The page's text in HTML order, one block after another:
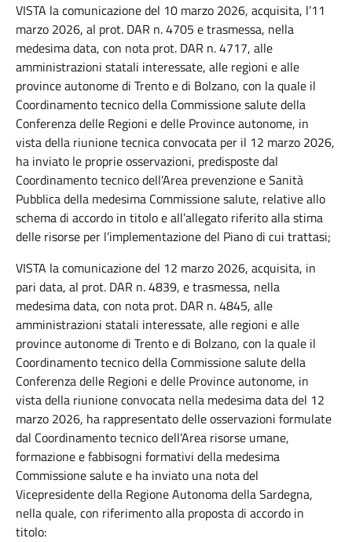
VISTA la comunicazione del 10 marzo 2026, acquisita, l’11
marzo 2026, al prot. DAR n. 4705 e trasmessa, nella
medesima data, con nota prot. DAR n. 4717, alle
amministrazioni statali interessate, alle regioni e alle
province autonome di Trento e di Bolzano, con la quale il
Coordinamento tecnico della Commissione salute della
Conferenza delle Regioni e delle Province autonome, in
vista della riunione tecnica convocata per il 12 marzo 2026,
ha inviato le proprie osservazioni, predisposte dal
Coordinamento tecnico dell’Area prevenzione e Sanità
Pubblica della medesima Commissione salute, relative allo
schema di accordo in titolo e all’allegato riferito alla stima
delle risorse per l’implementazione del Piano di cui trattasi;
VISTA la comunicazione del 12 marzo 2026, acquisita, in
pari data, al prot. DAR n. 4839, e trasmessa, nella
medesima data, con nota prot. DAR n. 4845, alle
amministrazioni statali interessate, alle regioni e alle
province autonome di Trento e di Bolzano, con la quale il
Coordinamento tecnico della Commissione salute della
Conferenza delle Regioni e delle Province autonome, in
vista della riunione convocata nella medesima data del 12
marzo 2026, ha rappresentato delle osservazioni formulate
dal Coordinamento tecnico dell’Area risorse umane,
formazione e fabbisogni formativi della medesima
Commissione salute e ha inviato una nota del
Vicepresidente della Regione Autonoma della Sardegna,
nella quale, con riferimento alla proposta di accordo in
titolo: